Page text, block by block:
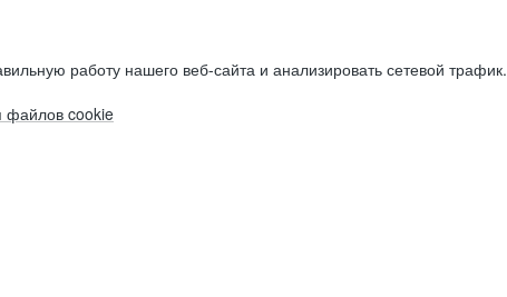
работу нашего веб-сайта и анализировать сетевой трафик.
файлов cookie